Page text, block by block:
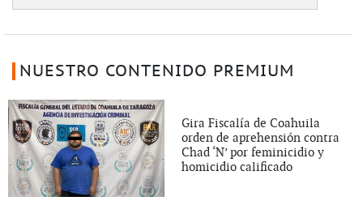
NUESTRO CONTENIDO PREMIUM
Gira Fiscalía de Coahuila
orden de aprehensión contra
Chad ‘N’ por feminicidio y
homicidio calificado